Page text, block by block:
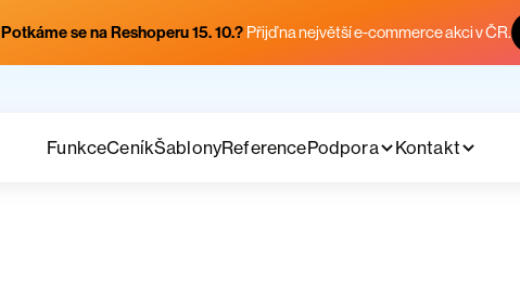
Potkáme se na Reshoperu 15. 10.? Přijď na největší e-commerce akci v ČR.
FunkceCeníkŠablonyReferencePodpora Kontakt